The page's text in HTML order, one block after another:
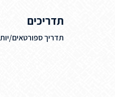
תדריכים
תדריך ספורטאים/יות בזום